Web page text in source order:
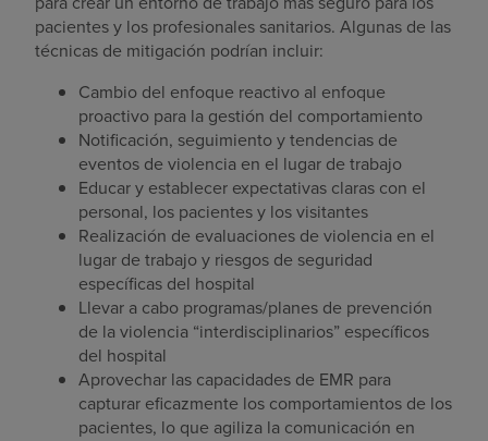
pacientes y los profesionales sanitarios. Algunas de las
técnicas de mitigación podrían incluir:
Cambio del enfoque reactivo al enfoque
proactivo para la gestión del comportamiento
Notificación, seguimiento y tendencias de
eventos de violencia en el lugar de trabajo
Educar y establecer expectativas claras con el
personal, los pacientes y los visitantes
Realización de evaluaciones de violencia en el
lugar de trabajo y riesgos de seguridad
específicas del hospital
Llevar a cabo programas/planes de prevención
de la violencia “interdisciplinarios” específicos
del hospital
Aprovechar las capacidades de EMR para
capturar eficazmente los comportamientos de los
pacientes, lo que agiliza la comunicación en